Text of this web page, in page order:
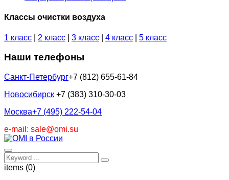
Классы очистки воздуха
1 класс 2 класс 3 класс 4 класс 5 класс
Наши телефоны
Санкт-Петербург+7 (812) 655-61-84
Новосибирск +7 (383) 310-30-03
Москва+7 (495) 222-54-04
e-mail: sale@omi.su
items (0)